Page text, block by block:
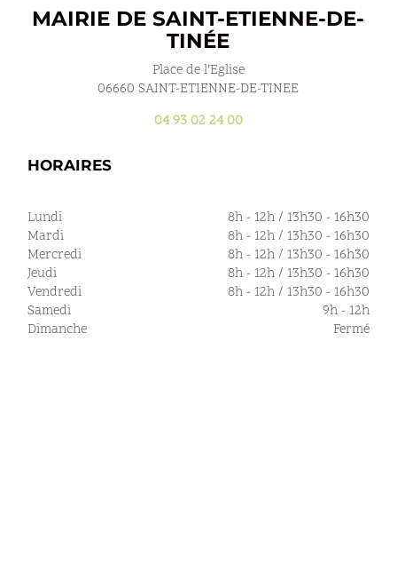
MAIRIE DE SAINT-ETIENNE-DE-
TINÉE
Place de l’Eglise
06660 SAINT-ETIENNE-DE-TINEE
04 93 02 24 00
HORAIRES
Lundi
8h - 12h / 13h30 - 16h30
Mardi
8h - 12h / 13h30 - 16h30
Mercredi
8h - 12h / 13h30 - 16h30
Jeudi
8h - 12h / 13h30 - 16h30
Vendredi
8h - 12h / 13h30 - 16h30
Samedi
9h - 12h
Dimanche
Fermé